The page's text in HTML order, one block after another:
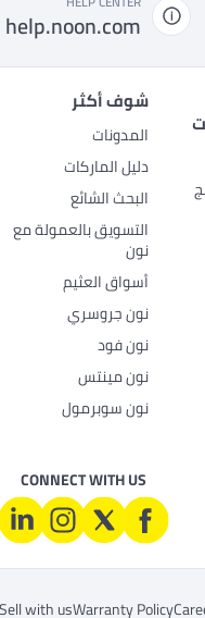
help.noon.com
شوف أكثر
المدونات
دليل الماركات
البحث الشائع
التسويق بالعمولة مع
نون
أسواق العثيم
نون جروسري
نون فود
نون مينتس
نون سوبرمول
CONNECT WITH US
Warranty Policy
Sell with us